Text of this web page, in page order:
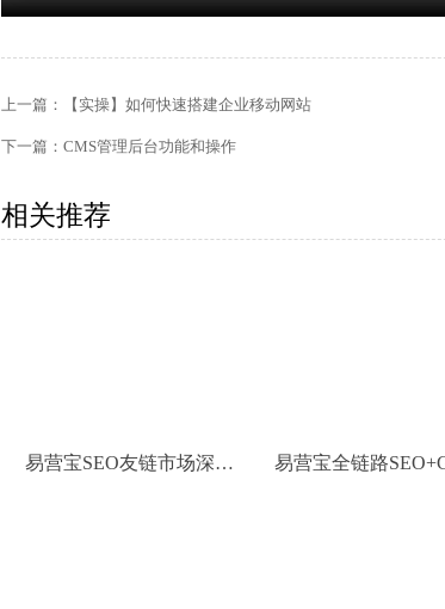
上一篇： 【实操】如何快速搭建企业移动网站
下一篇： CMS管理后台功能和操作
相关推荐
易营宝SEO友链市场深度
易营宝全链路